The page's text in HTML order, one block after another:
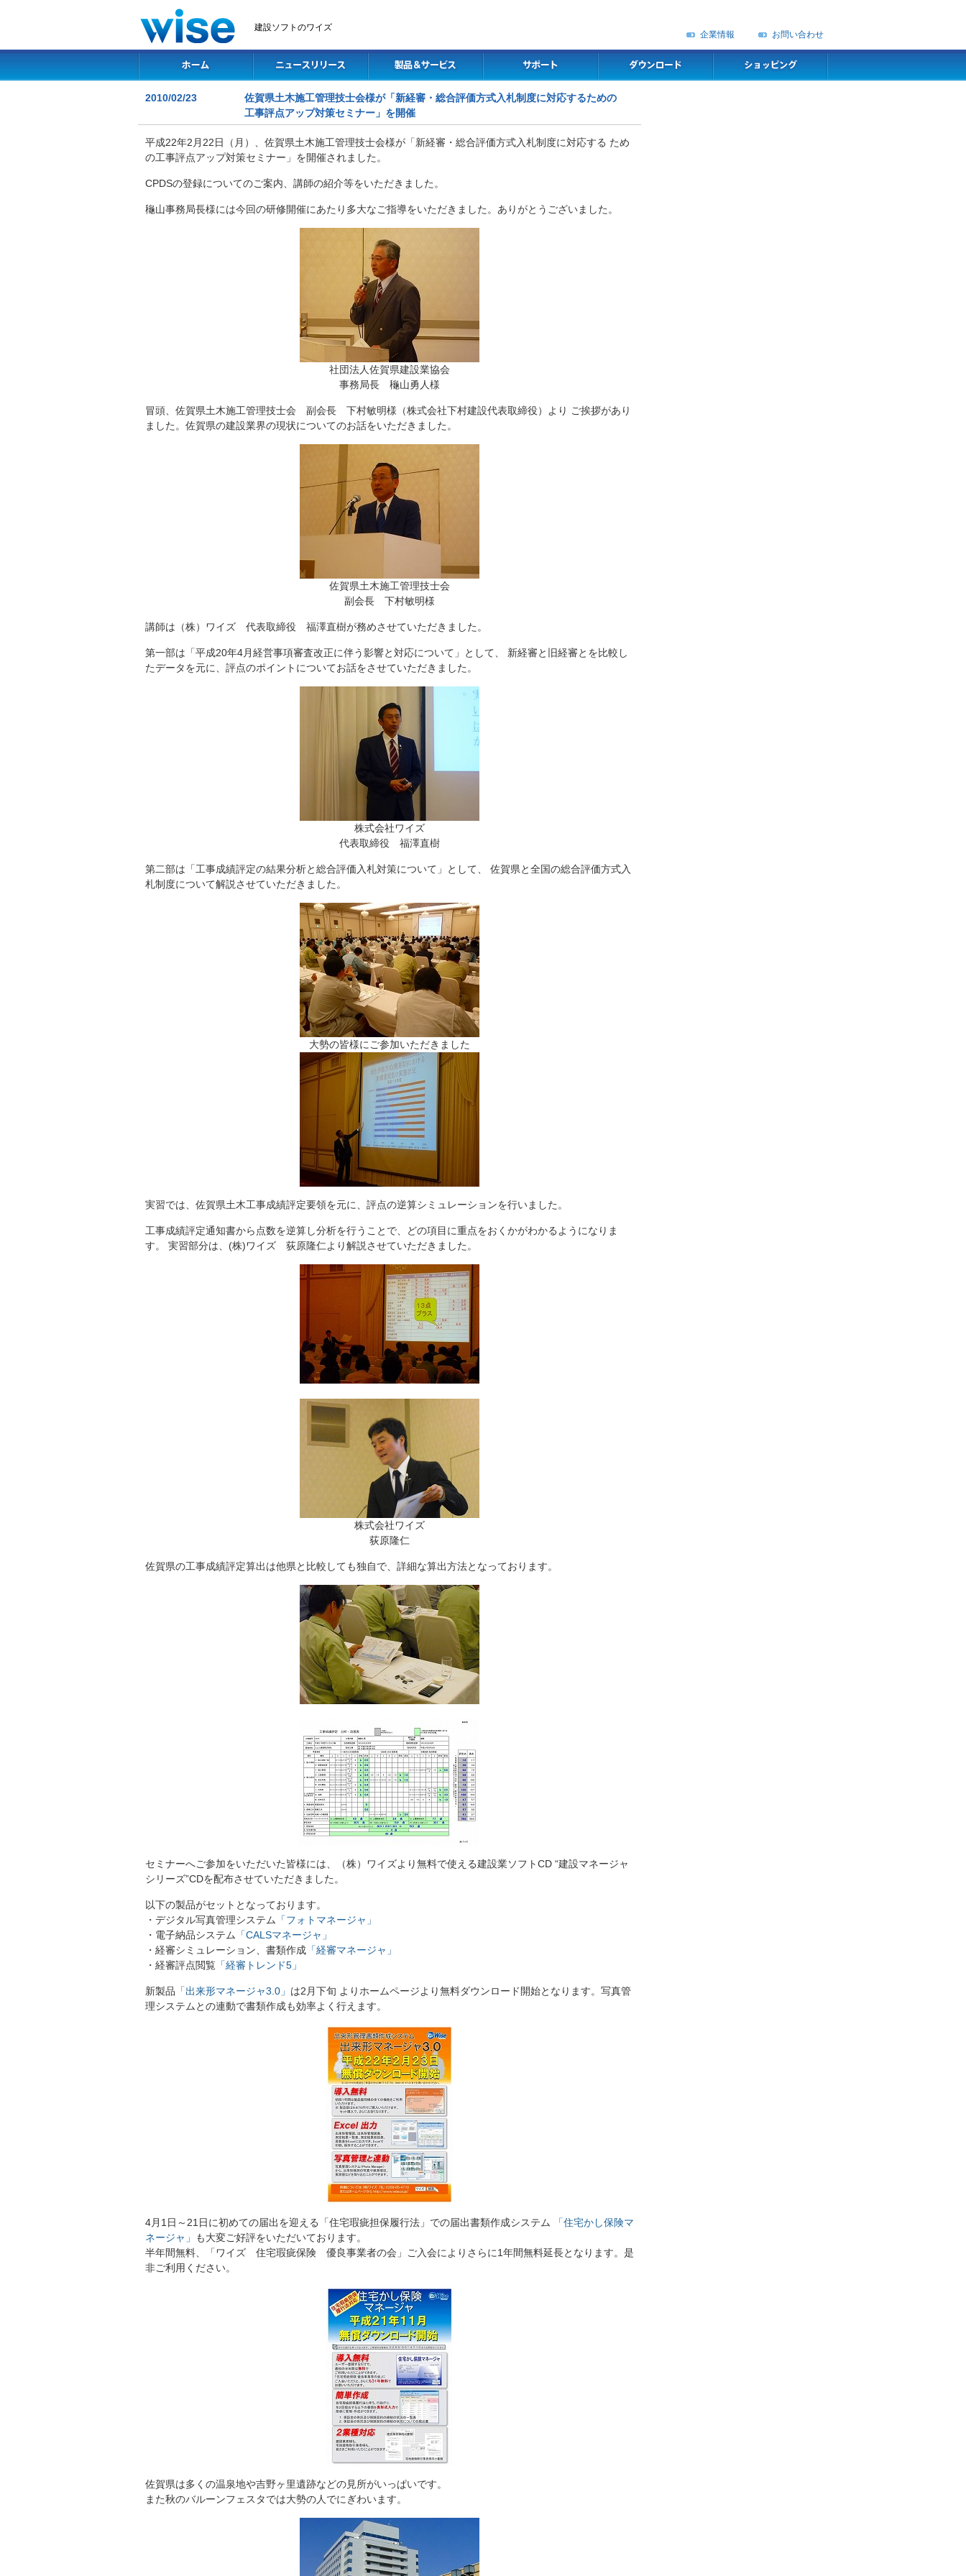
建設ソフトのワイズ
企業情報 お問い合わせ
2010/02/23
佐賀県土木施工管理技士会様が「新経審・総合評価方式入札制度に対応するための
工事評点アップ対策セミナー」を開催
平成22年2月22日（月）、佐賀県土木施工管理技士会様が「新経審・総合評価方式入札制度に対応する ため
の工事評点アップ対策セミナー」を開催されました。
CPDSの登録についてのご案内、講師の紹介等をいただきました。
龝山事務局長様には今回の研修開催にあたり多大なご指導をいただきました。ありがとうございました。
社団法人佐賀県建設業協会
事務局長 龝山勇人様
冒頭、佐賀県土木施工管理技士会 副会長 下村敏明様（株式会社下村建設代表取締役）より ご挨拶があり
ました。佐賀県の建設業界の現状についてのお話をいただきました。
佐賀県土木施工管理技士会
副会長 下村敏明様
講師は（株）ワイズ 代表取締役 福澤直樹が務めさせていただきました。
第一部は「平成20年4月経営事項審査改正に伴う影響と対応について」として、 新経審と旧経審とを比較し
たデータを元に、評点のポイントについてお話をさせていただきました。
株式会社ワイズ
代表取締役 福澤直樹
第二部は「工事成績評定の結果分析と総合評価入札対策について」として、 佐賀県と全国の総合評価方式入
札制度について解説させていただきました。
大勢の皆様にご参加いただきました
実習では、佐賀県土木工事成績評定要領を元に、評点の逆算シミュレーションを行いました。
工事成績評定通知書から点数を逆算し分析を行うことで、どの項目に重点をおくかがわかるようになりま
す。 実習部分は、(株)ワイズ 荻原隆仁より解説させていただきました。
株式会社ワイズ
荻原隆仁
佐賀県の工事成績評定算出は他県と比較しても独自で、詳細な算出方法となっております。
セミナーへご参加をいただいた皆様には、（株）ワイズより無料で使える建設業ソフトCD “建設マネージャ
シリーズ”CDを配布させていただきました。
以下の製品がセットとなっております。
・デジタル写真管理システム
「フォトマネージャ」
・電子納品システム
「CALSマネージャ」
・経審シミュレーション、書類作成 「経審マネージャ」
・経審評点閲覧 「経審トレンド5」
新製品 「出来形マネージャ3.0」 は2月下旬 よりホームページより無料ダウンロード開始となります。写真管
理システムとの連動で書類作成も効率よく行えます。
4月1日～21日に初めての届出を迎える「住宅瑕疵担保履行法」での届出書類作成システム
「住宅かし保険マ
ネージャ」
も大変ご好評をいただいております。
半年間無料、「ワイズ 住宅瑕疵保険 優良事業者の会」ご入会によりさらに1年間無料延長となります。是
非ご利用ください。
佐賀県は多くの温泉地や吉野ヶ里遺跡などの見所がいっぱいです。
また秋のバルーンフェスタでは大勢の人でにぎわいます。